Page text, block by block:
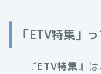
「ETV特集」
『ETV特集』